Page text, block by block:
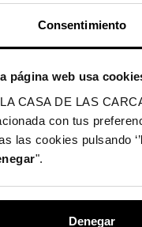
Consentimiento
página web usa
CASA DE LAS
con tus
las cookies pulsando ‘’
".
Denegar
compatíveis com
15 Pro Max, los
iPhone 13 Mini,
iPhone 12 Pro Max e
um
variar tendo em
compatíveis
fios ou para ter